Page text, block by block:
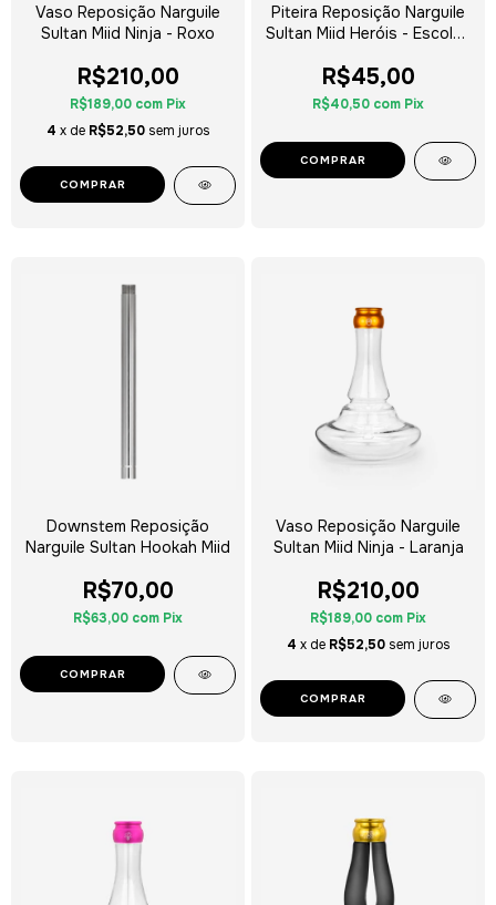
Vaso Reposição Narguile
Sultan Miid Ninja - Roxo
R$210,00
R$189,00 com Pix
4 x de R$52,50 sem juros
Piteira Reposição Narguile
Sultan Miid Heróis - Escolha
R$45,00
R$40,50 com Pix
COMPRAR
Downstem Reposição
Narguile Sultan Hookah Miid
R$70,00
R$63,00 com Pix
Vaso Reposição Narguile
Sultan Miid Ninja - Laranja
R$210,00
R$189,00 com Pix
4 x de R$52,50 sem juros